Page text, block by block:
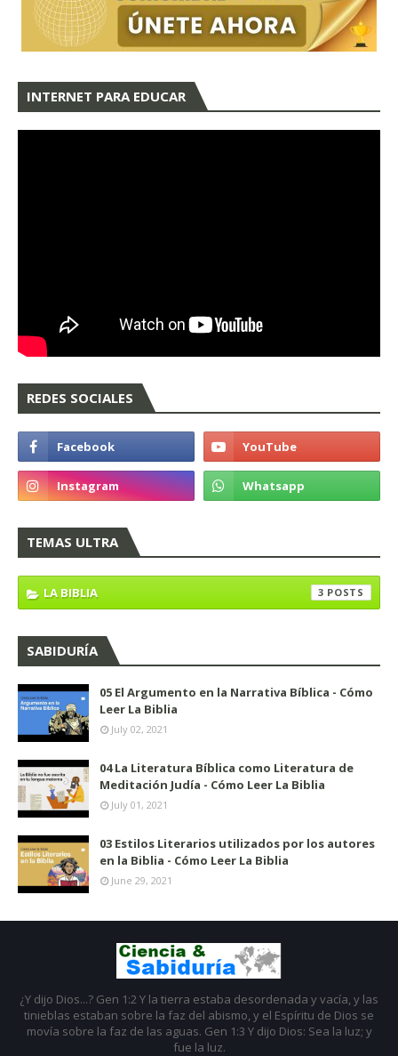
INTERNET PARA EDUCAR
REDES SOCIALES
TEMAS ULTRA
LA BIBLIA 3
SABIDURÍA
05 El Argumento en la Narrativa Bíblica - Cómo
Leer La Biblia
July 02, 2021
04 La Literatura Bíblica como Literatura de
Meditación Judía - Cómo Leer La Biblia
July 01, 2021
03 Estilos Literarios utilizados por los autores
en la Biblia - Cómo Leer La Biblia
June 29, 2021
¿Y dijo Dios...? Gen 1:2 Y la tierra estaba desordenada y vacía, y las
tinieblas estaban sobre la faz del abismo, y el Espíritu de Dios se
movía sobre la faz de las aguas. Gen 1:3 Y dijo Dios: Sea la luz; y
fue la luz.